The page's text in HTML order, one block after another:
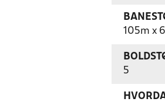
105m x
5